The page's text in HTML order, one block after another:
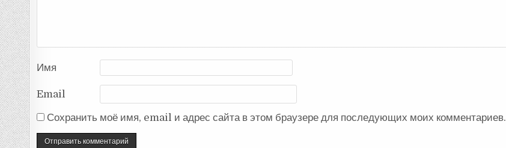
Имя
Email
Сохранить моё имя, email и адрес сайта в этом браузере для последующих моих комментариев.